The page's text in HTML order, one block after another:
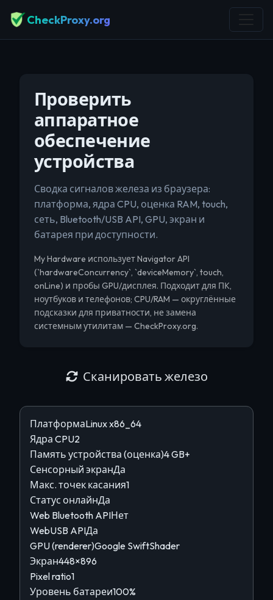
CheckProxy.org
Проверить
аппаратное
обеспечение
устройства
Сводка сигналов железа из браузера:
платформа, ядра CPU, оценка RAM, touch,
сеть, Bluetooth/USB API, GPU, экран и
батарея при доступности.
My Hardware использует Navigator API
(`hardwareConcurrency`, `deviceMemory`, touch,
onLine) и пробы GPU/дисплея. Подходит для ПК,
ноутбуков и телефонов; CPU/RAM — округлённые
подсказки для приватности, не замена
системным утилитам — CheckProxy.org.
Сканировать железо
ПлатформаLinux x86_64
Ядра CPU2
Память устройства (оценка)4 GB+
Сенсорный экранДа
Макс. точек касания1
Статус онлайнДа
Web Bluetooth APIНет
WebUSB APIДа
GPU (renderer)Google SwiftShader
Экран448×896
Pixel ratio1
Уровень батареи100%